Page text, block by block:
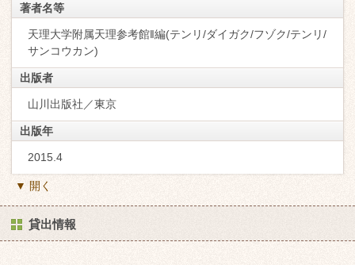
著者名等
天理大学附属天理参考館‖編(テンリ/ダイガク/フゾク/テンリ/
サンコウカン)
出版者
山川出版社／東京
出版年
2015.4
▼ 開く
貸出情報